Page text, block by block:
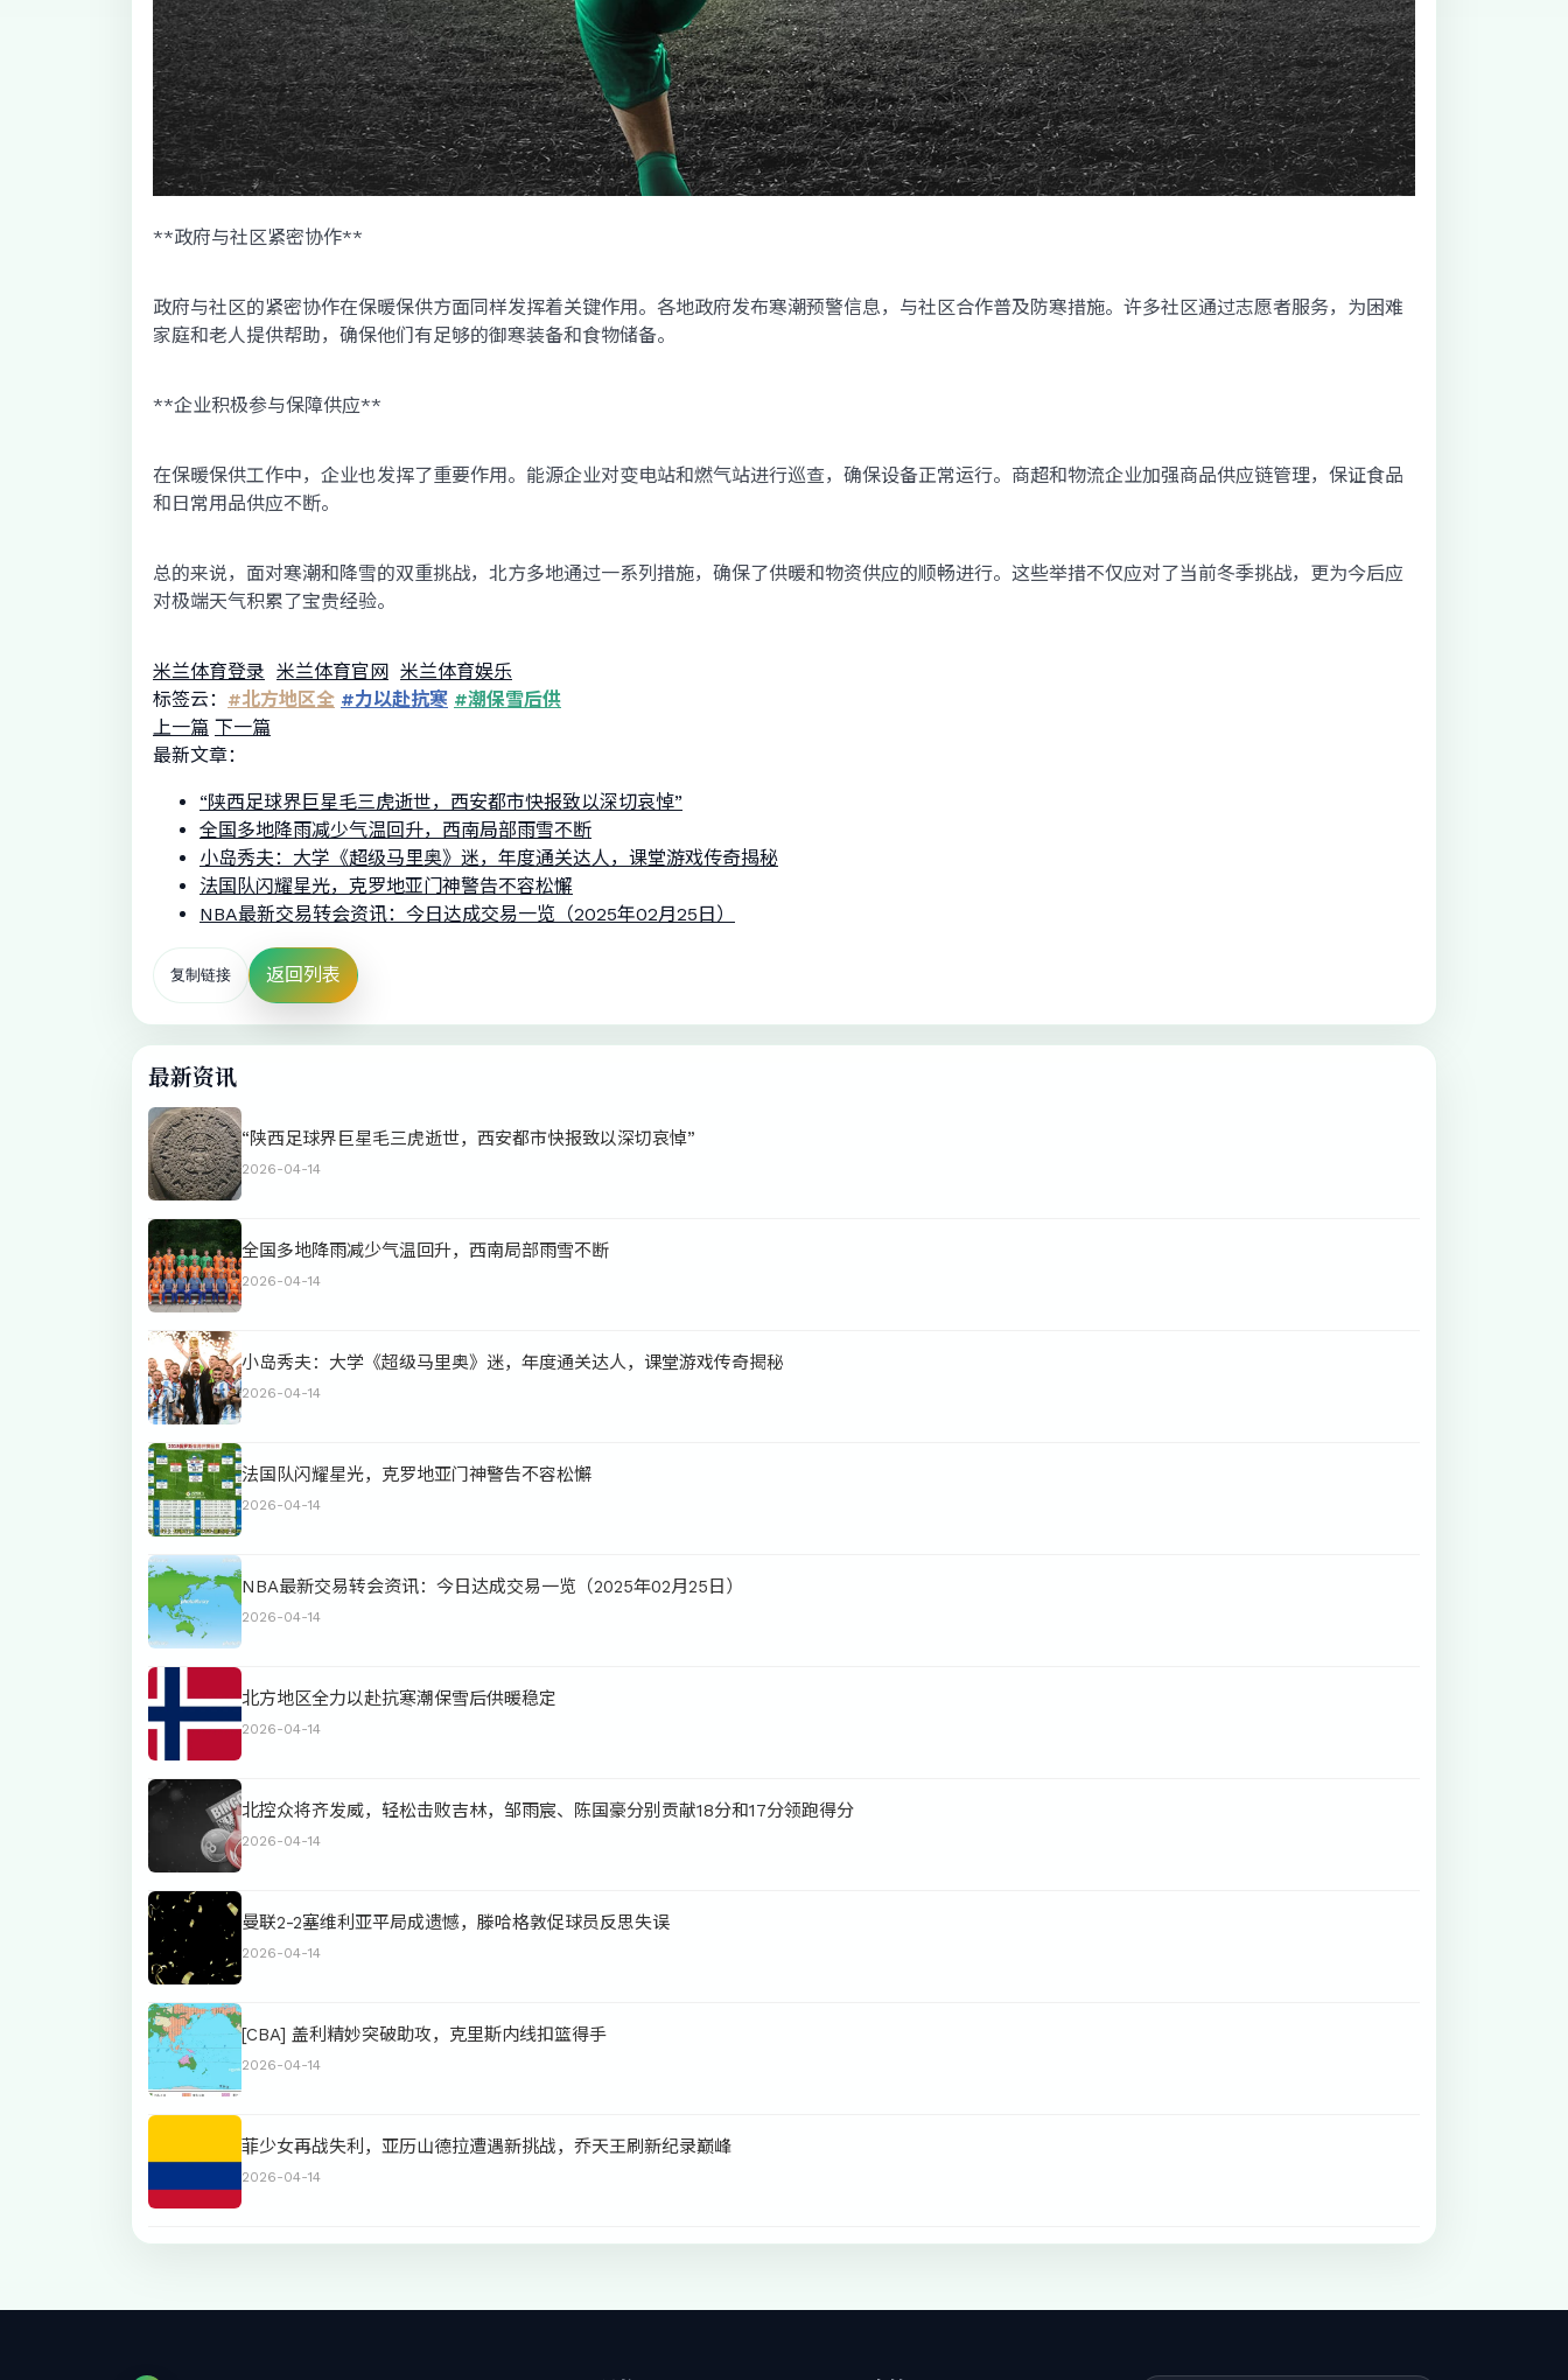
**政府与社区紧密协作**
政府与社区的紧密协作在保暖保供方面同样发挥着关键作用。各地政府发布寒潮预警信息，与社区合作普及防寒措施。许多社区通过志愿者服务，为困难
家庭和老人提供帮助，确保他们有足够的御寒装备和食物储备。
**企业积极参与保障供应**
在保暖保供工作中，企业也发挥了重要作用。能源企业对变电站和燃气站进行巡查，确保设备正常运行。商超和物流企业加强商品供应链管理，保证食品
和日常用品供应不断。
总的来说，面对寒潮和降雪的双重挑战，北方多地通过一系列措施，确保了供暖和物资供应的顺畅进行。这些举措不仅应对了当前冬季挑战，更为今后应
对极端天气积累了宝贵经验。
米兰体育登录 米兰体育官网 米兰体育娱乐
标签云： #北方地区全 #力以赴抗寒 #潮保雪后供
上一篇 下一篇
最新文章：
“陕西足球界巨星毛三虎逝世，西安都市快报致以深切哀悼”
全国多地降雨减少气温回升，西南局部雨雪不断
小岛秀夫：大学《超级马里奥》迷，年度通关达人，课堂游戏传奇揭秘
法国队闪耀星光，克罗地亚门神警告不容松懈
NBA最新交易转会资讯：今日达成交易一览（2025年02月25日）
复制链接 返回列表
最新资讯
“陕西足球界巨星毛三虎逝世，西安都市快报致以深切哀悼”
2026-04-14
全国多地降雨减少气温回升，西南局部雨雪不断
2026-04-14
小岛秀夫：大学《超级马里奥》迷，年度通关达人，课堂游戏传奇揭秘
2026-04-14
法国队闪耀星光，克罗地亚门神警告不容松懈
2026-04-14
NBA最新交易转会资讯：今日达成交易一览（2025年02月25日）
2026-04-14
北方地区全力以赴抗寒潮保雪后供暖稳定
2026-04-14
北控众将齐发威，轻松击败吉林，邹雨宸、陈国豪分别贡献18分和17分领跑得分
2026-04-14
曼联2-2塞维利亚平局成遗憾，滕哈格敦促球员反思失误
2026-04-14
[CBA] 盖利精妙突破助攻，克里斯内线扣篮得手
2026-04-14
菲少女再战失利，亚历山德拉遭遇新挑战，乔天王刷新纪录巅峰
2026-04-14